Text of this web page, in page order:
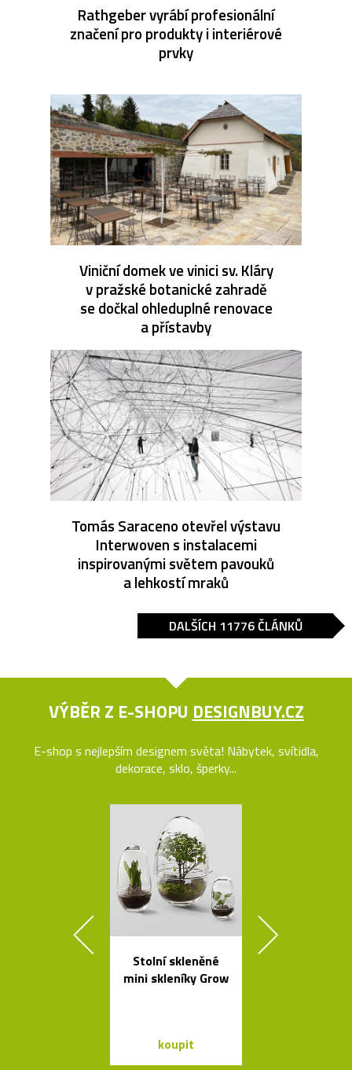
Rathgeber vyrábí profesionální
značení pro produkty i interiérové
prvky
Viniční domek ve vinici sv. Kláry
v pražské botanické zahradě
se dočkal ohleduplné renovace
a přístavby
Tomás Saraceno otevřel výstavu
Interwoven s instalacemi
inspirovanými světem pavouků
a lehkostí mraků
DALŠÍCH 11776 ČLÁNKŮ
VÝBĚR Z E-SHOPU DESIGNBUY.CZ
E-shop s nejlepším designem světa! Nábytek, svítidla,
dekorace, sklo, šperky...
Stolní skleněné
mini skleníky Grow
koupit